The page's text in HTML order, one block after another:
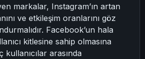
markalar, Instagram’ın artan
ve etkileşim oranlarını göz
Facebook’un hala
kitlesine sahip olmasına
arasında